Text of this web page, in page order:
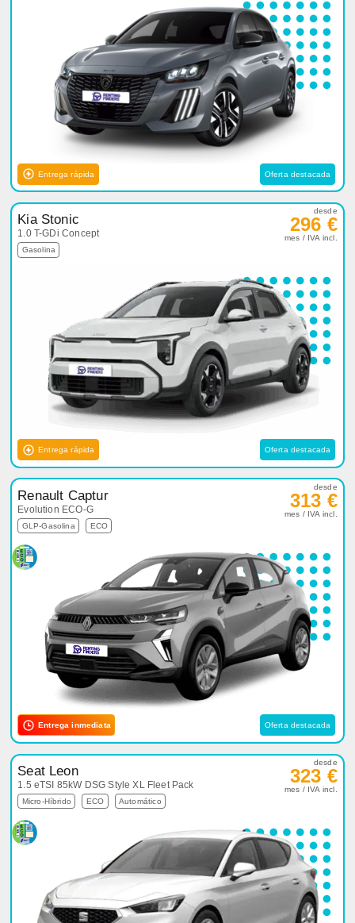
Entrega rápida Oferta destacada
Kia Stonic
1.0 T-GDi Concept
Gasolina
desde
296 €
mes / IVA incl.
Entrega rápida Oferta destacada
Renault Captur
Evolution ECO-G
GLP-Gasolina ECO
desde
313 €
mes / IVA incl.
Entrega inmediata Oferta destacada
Seat Leon
1.5 eTSI 85kW DSG Style XL Fleet Pack
Micro-Híbrido ECO Automático
desde
323 €
mes / IVA incl.